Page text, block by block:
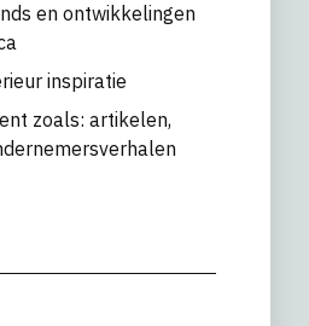
en ontwikkelingen
inspiratie
zoals: artikelen,